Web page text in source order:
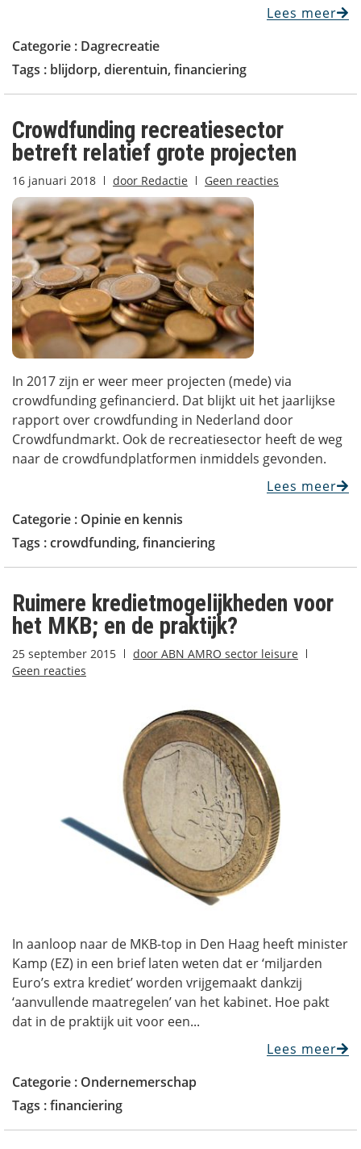
Lees meer
Categorie : Dagrecreatie
Tags : blijdorp, dierentuin, financiering
Crowdfunding recreatiesector
betreft relatief grote projecten
16 januari 2018 door Redactie Geen reacties
In 2017 zijn er weer meer projecten (mede) via
crowdfunding gefinancierd. Dat blijkt uit het jaarlijkse
rapport over crowdfunding in Nederland door
Crowdfundmarkt. Ook de recreatiesector heeft de weg
naar de crowdfundplatformen inmiddels gevonden.
Lees meer
Categorie : Opinie en kennis
Tags :crowdfunding, financiering
Ruimere kredietmogelijkheden voor
het MKB; en de praktijk?
25 september 2015 door ABN AMRO sector leisure
Geen reacties
In aanloop naar de MKB-top in Den Haag heeft minister
Kamp (EZ) in een brief laten weten dat er ‘miljarden
Euro’s extra krediet’ worden vrijgemaakt dankzij
‘aanvullende maatregelen’ van het kabinet. Hoe pakt
dat in de praktijk uit voor een...
Lees meer
Categorie : Ondernemerschap
Tags :financiering